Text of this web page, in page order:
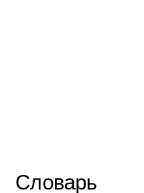
Словарь